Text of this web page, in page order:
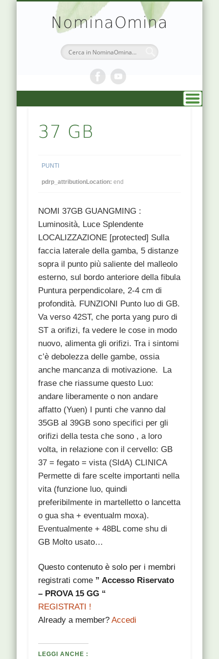
NominaOmina
HOME
CHI SONO
MEDICINA CINESE
SIMBOLOGIA
ATLANTE PUNTI
TEORIA & APPUNTI
DR. AGO
PRENOTAZIONI
37 GB
PUNTI
pdrp_attributionLocation: end
NOMI 37GB GUANGMING :
Luminosità, Luce Splendente
LOCALIZZAZIONE [protected] Sulla
faccia laterale della gamba, 5 distanze
sopra il punto più saliente del malleolo
esterno, sul bordo anteriore della fibula
Puntura perpendicolare, 2-4 cm di
profondità. FUNZIONI Punto luo di GB.
Va verso 42ST, che porta yang puro di
ST a orifizi, fa vedere le cose in modo
nuovo, alimenta gli orifizi. Tra i sintomi
c’è debolezza delle gambe, ossia
anche mancanza di motivazione. La
frase che riassume questo Luo:
andare liberamente o non andare
affatto (Yuen) I punti che vanno dal
35GB al 39GB sono specifici per gli
orifizi della testa che sono , a loro
volta, in relazione con il cervello: GB
37 = fegato = vista (SIdA) CLINICA
Permette di fare scelte importanti nella
vita (funzione luo, quindi
preferibilmente in martelletto o lancetta
o gua sha + eventualm moxa).
Eventualmente + 48BL come shu di
GB Molto usato…
Questo contenuto è solo per i membri
registrati come ” Accesso Riservato
– PROVA 15 GG “
REGISTRATI !
Already a member?Accedi
LEGGI ANCHE :